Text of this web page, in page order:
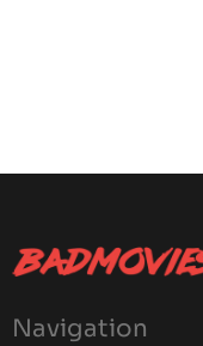
Navigation